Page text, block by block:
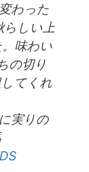
わった
らしい上
味わい
の切り
てくれ
実りの